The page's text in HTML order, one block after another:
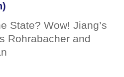
Wow! Jiang’s
Rohrabacher and